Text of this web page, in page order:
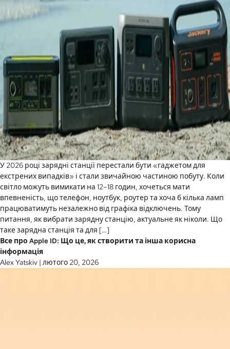
У 2026 році зарядні станції перестали бути «гаджетом для
екстрених випадків» і стали звичайною частиною побуту. Коли
світло можуть вимикати на 12–18 годин, хочеться мати
впевненість, що телефон, ноутбук, роутер та хоча б кілька ламп
працюватимуть незалежно від графіка відключень. Тому
питання, як вибрати зарядну станцію, актуальне як ніколи. Що
таке зарядна станція та для […]
Все про Apple ID: Що це, як створити та інша корисна
інформація
Alex Yatskiv | лютого 20, 2026